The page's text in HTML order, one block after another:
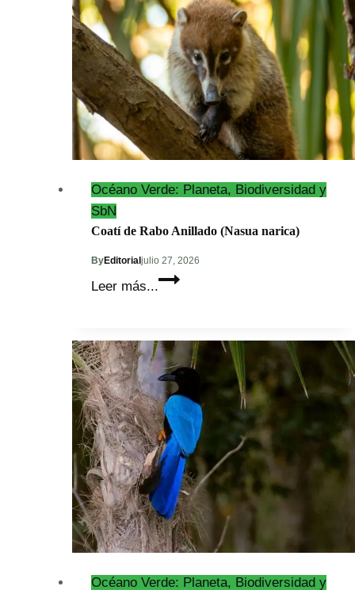
Océano Verde: Planeta, Biodiversidad y
SbN
Coatí de Rabo Anillado (Nasua narica)
ByEditorial julio 27, 2026
Leer más...
Coatí
Anillado
(Nasua
narica)
Océano Verde: Planeta, Biodiversidad y